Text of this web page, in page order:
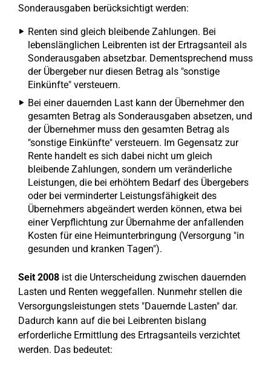
Sonderausgaben berücksichtigt werden:
Renten sind gleich bleibende Zahlungen. Bei
lebenslänglichen Leibrenten ist der Ertragsanteil als
Sonderausgaben absetzbar. Dementsprechend muss
der Übergeber nur diesen Betrag als "sonstige
Einkünfte" versteuern.
Bei einer dauernden Last kann der Übernehmer den
gesamten Betrag als Sonderausgaben absetzen, und
der Übernehmer muss den gesamten Betrag als
"sonstige Einkünfte" versteuern. Im Gegensatz zur
Rente handelt es sich dabei nicht um gleich
bleibende Zahlungen, sondern um veränderliche
Leistungen, die bei erhöhtem Bedarf des Übergebers
oder bei verminderter Leistungsfähigkeit des
Übernehmers abgeändert werden können, etwa bei
einer Verpflichtung zur Übernahme der anfallenden
Kosten für eine Heimunterbringung (Versorgung "in
gesunden und kranken Tagen").
Seit 2008 ist die Unterscheidung zwischen dauernden
Lasten und Renten weggefallen. Nunmehr stellen die
Versorgungsleistungen stets "Dauernde Lasten" dar.
Dadurch kann auf die bei Leibrenten bislang
erforderliche Ermittlung des Ertragsanteils verzichtet
werden. Das bedeutet: